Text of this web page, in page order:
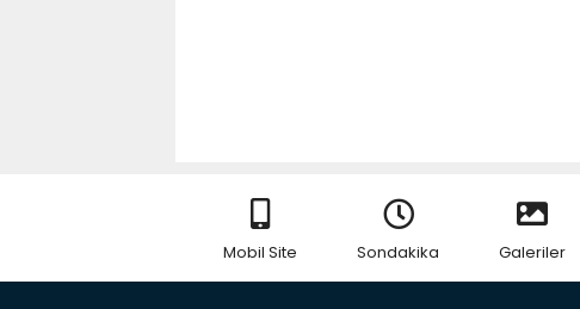
Mobil Site Sondakika Galeriler